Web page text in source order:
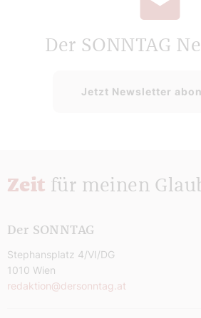
Der SONNTAG
Jetzt Newsletter
Zeit für meinen
Der SONNTAG
Stephansplatz 4/VI/DG
1010 Wien
redaktion@dersonntag.at